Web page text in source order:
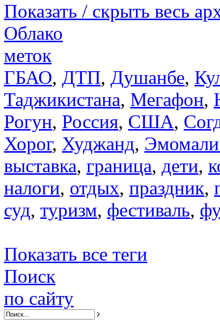
Показать / скрыть весь
Облако
меток
ГБАО, ДТП, Душанбе,
Таджикистана, Мегафон,
Рогун, Россия, США,
Хорог, Худжанд,
выставка, граница, дети,
налоги, отдых, праздник,
суд, туризм, фестиваль,
Показать все теги
Поиск
по сайту